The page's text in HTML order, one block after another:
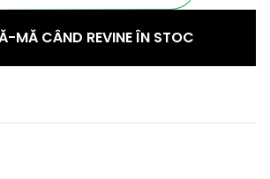
MĂ CÂND REVINE ÎN STOC